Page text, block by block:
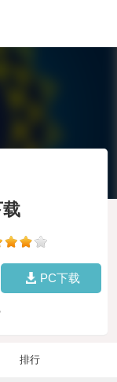
PC下载
排行